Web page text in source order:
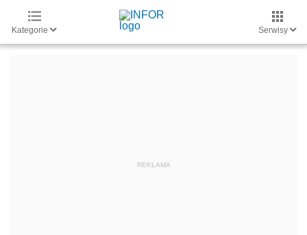
Kategorie Serwisy